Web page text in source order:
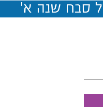
סבח שנה א'